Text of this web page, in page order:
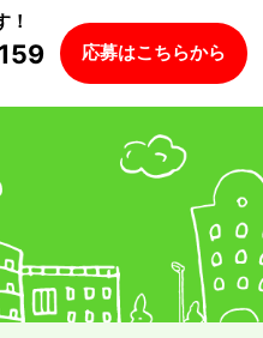
！
応募はこちらから